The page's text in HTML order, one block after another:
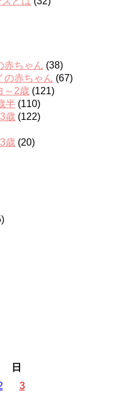
赤ちゃん (38)
の赤ちゃん (67)
～2歳 (121)
半 (110)
歳 (122)
歳 (20)
日
3